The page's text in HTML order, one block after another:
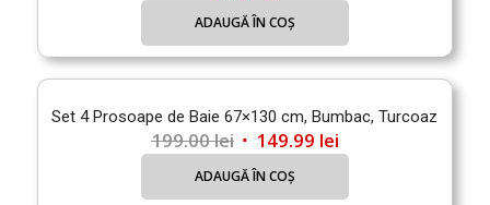
ADAUGĂ ÎN COȘ
Set 4 Prosoape de Baie 67×130 cm, Bumbac, Turcoaz
199.00lei Prețul
inițial
149.99 leiPrețul
curent
este:
ADAUGĂ ÎN COȘ